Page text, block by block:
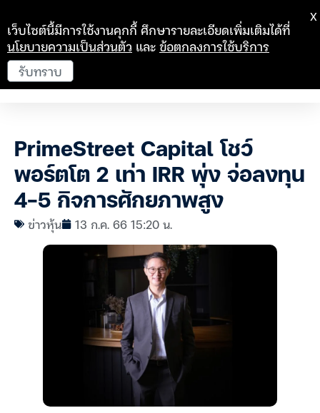
PrimeStreet Capital โชว์
พอร์ตโต 2 เท่า IRR พุ่ง จ่อลงทุน
4-5 กิจการศักยภาพสูง
ข่าวหุ้น 13 ก.ค. 66 15:20 น.
เว็บไซต์นี้มีการใช้งานคุกกี้ ศึกษารายละเอียดเพิ่มเติมได้ที่
นโยบายความเป็นส่วนตัว และข้อตกลงการใช้บริการ
รับทราบ
X